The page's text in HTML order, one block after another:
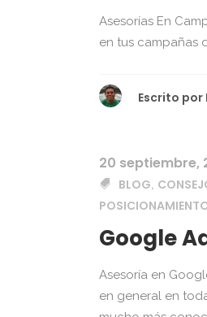
Asesorías En
en tus campañas
Escrito por
20 septiembre,
BLOG,
Google
Asesoría en
en general en